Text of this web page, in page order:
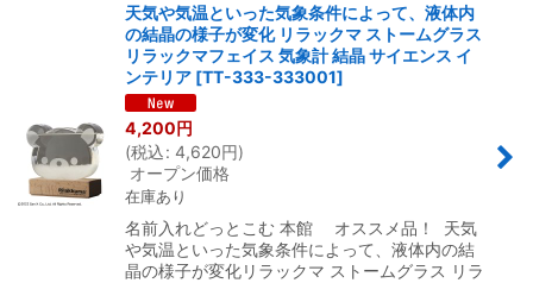
天気や気温といった気象条件によって、液体内
の結晶の様子が変化 リラックマ ストームグラス
リラックマフェイス 気象計 結晶 サイエンス イ
ンテリア [TT-333-333001]
4,200円
(税込: 4,620円)
オープン価格
在庫あり
名前入れどっとこむ 本館 オススメ品！ 天気
や気温といった気象条件によって、液体内の結
晶の様子が変化リラックマ ストームグラス リラ